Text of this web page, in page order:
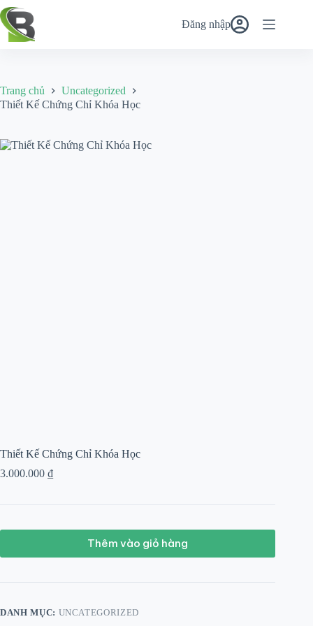
Chuyển
đến
phần
nội
Đăng nhập
Trang chủ
Uncategorized
Thiết Kế Chứng Chỉ Khóa Học
Thiết Kế Chứng Chỉ Khóa Học
3.000.000 ₫
Thêm vào giỏ hàng
DANH MỤC: UNCATEGORIZED